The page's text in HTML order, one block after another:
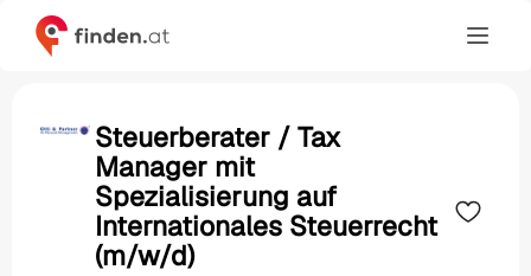
Steuerberater / Tax
Manager mit
Spezialisierung auf
Internationales Steuerrecht
(m/w/d)